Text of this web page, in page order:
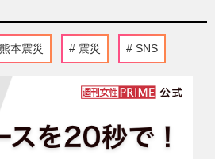
熊本震災 震災 SNS